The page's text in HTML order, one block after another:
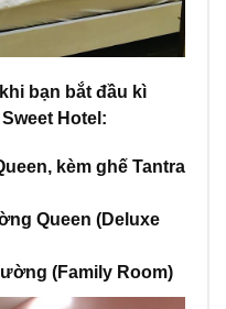
bạn bắt đầu kì
Sweet Hotel:
kèm ghế Tantra
Queen (Deluxe
(Family Room)